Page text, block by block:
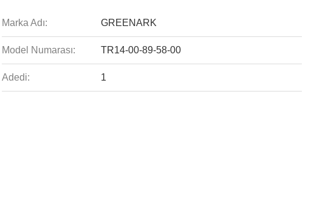
Marka Adı: GREENARK
Model Numarası: TR14-00-89-58-00
Adedi: 1